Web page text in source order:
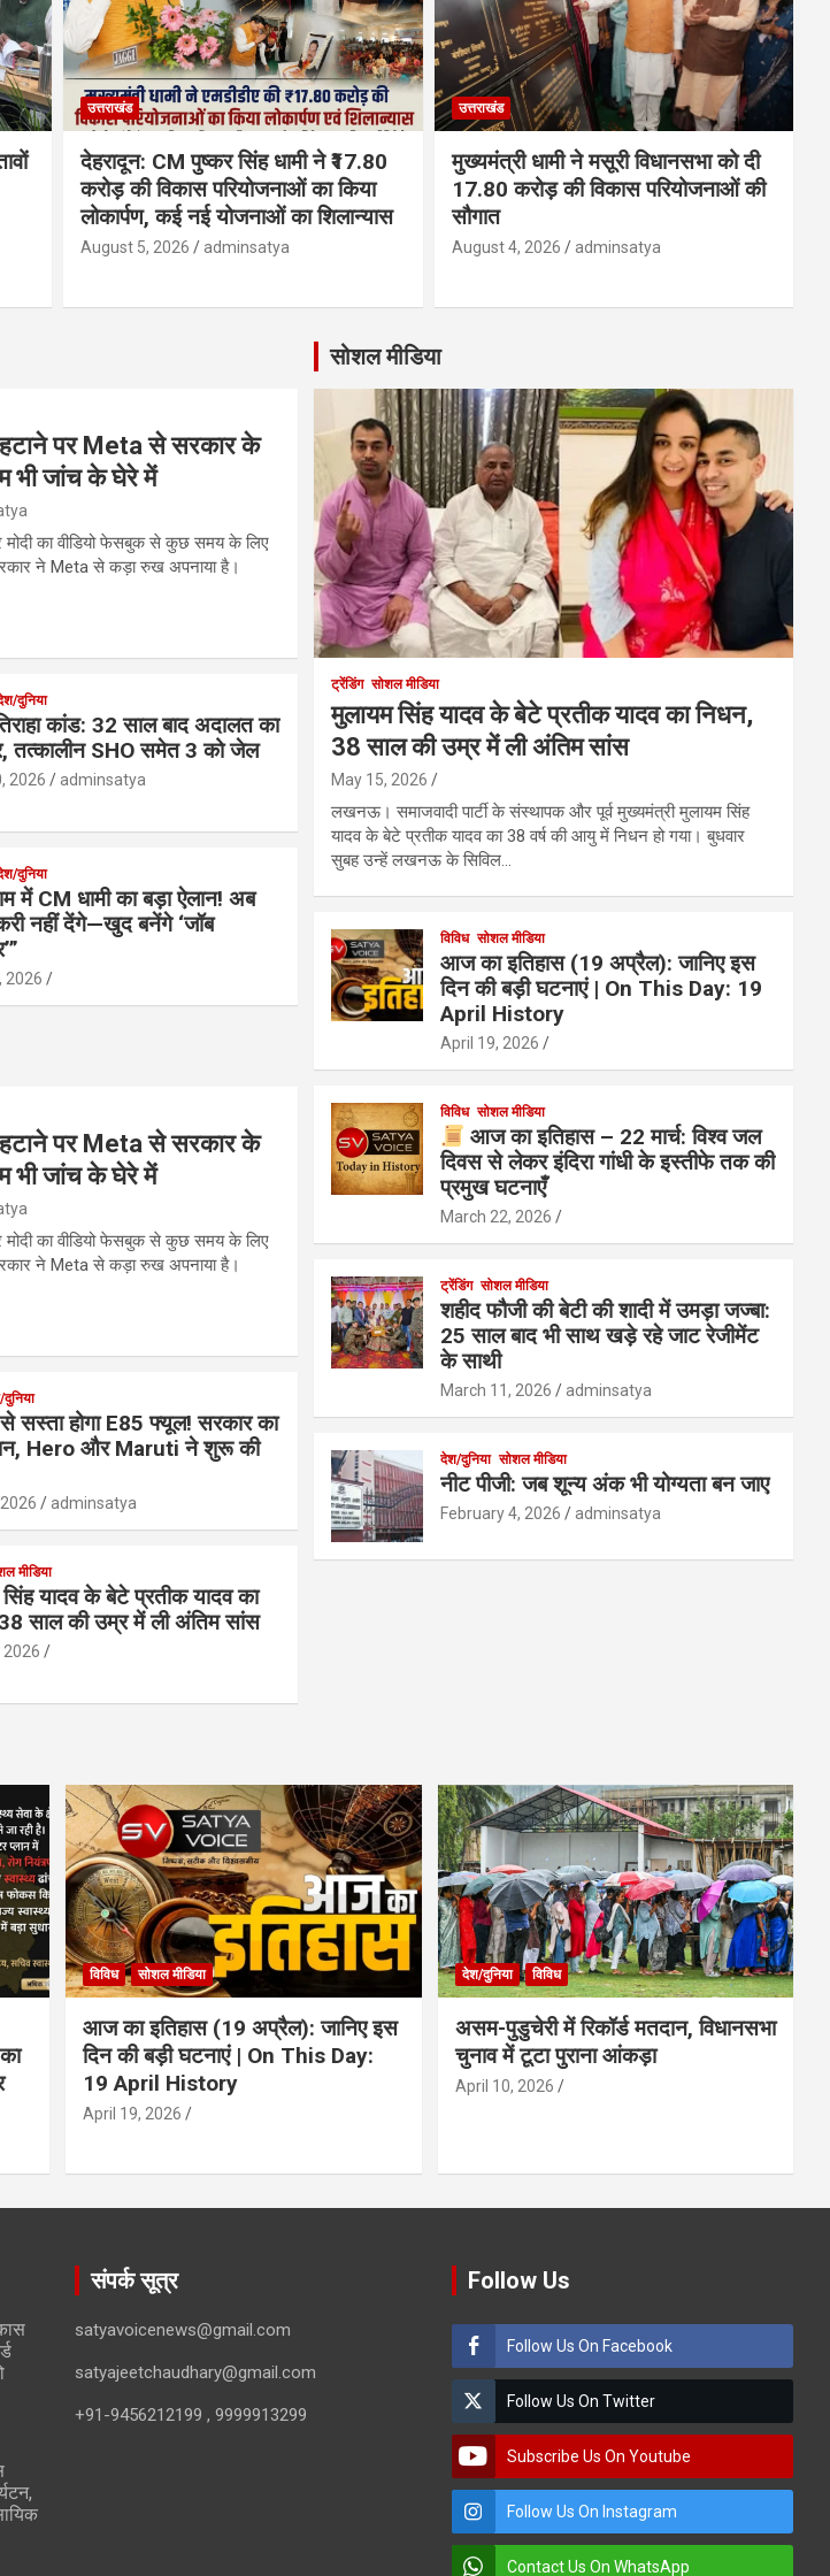
उत्तराखंड
देहरादून: CM पुष्कर सिंह धामी ने ₹17.80
करोड़ की विकास परियोजनाओं का किया
लोकार्पण, कई नई योजनाओं का शिलान्यास
August 5, 2026 adminsatya
उत्तराखंड
मुख्यमंत्री धामी ने मसूरी विधानसभा को दी
17.80 करोड़ की विकास परियोजनाओं की
सौगात
August 4, 2026 adminsatya
हटाने पर Meta से सरकार के
भी जांच के घेरे में
मोदी का वीडियो फेसबुक से कुछ समय के लिए
ने Meta से कड़ा रुख अपनाया है।
दुनिया
कांड: 32 साल बाद अदालत का
तत्कालीन SHO समेत 3 को जेल
2026 adminsatya
दुनिया
में CM धामी का बड़ा ऐलान! अब
नहीं देंगे—खुद बनेंगे ‘जॉब
2026
हटाने पर Meta से सरकार के
भी जांच के घेरे में
मोदी का वीडियो फेसबुक से कुछ समय के लिए
ने Meta से कड़ा रुख अपनाया है।
सस्ता होगा E85 फ्यूल! सरकार का
Hero और Maruti ने शुरू की
adminsatya
मीडिया
यादव के बेटे प्रतीक यादव का
साल की उम्र में ली अंतिम सांस
2026
सोशल मीडिया
ट्रेंडिंग सोशल मीडिया
मुलायम सिंह यादव के बेटे प्रतीक यादव का निधन,
38 साल की उम्र में ली अंतिम सांस
May 15, 2026
लखनऊ। समाजवादी पार्टी के संस्थापक और पूर्व मुख्यमंत्री मुलायम सिंह
यादव के बेटे प्रतीक यादव का 38 वर्ष की आयु में निधन हो गया। बुधवार
सुबह उन्हें लखनऊ के सिविल…
विविध सोशल मीडिया
आज का इतिहास (19 अप्रैल): जानिए इस
दिन की बड़ी घटनाएं | On This Day: 19
April History
April 19, 2026
विविध सोशल मीडिया
आज का इतिहास – 22 मार्च: विश्व जल
दिवस से लेकर इंदिरा गांधी के इस्तीफे तक की
प्रमुख घटनाएँ
March 22, 2026
ट्रेंडिंग सोशल मीडिया
शहीद फौजी की बेटी की शादी में उमड़ा जज्बा:
25 साल बाद भी साथ खड़े रहे जाट रेजीमेंट
के साथी
March 11, 2026 adminsatya
देश/दुनिया सोशल मीडिया
नीट पीजी: जब शून्य अंक भी योग्यता बन जाए
February 4, 2026 adminsatya
विविध सोशल मीडिया
आज का इतिहास (19 अप्रैल): जानिए इस
दिन की बड़ी घटनाएं | On This Day:
19 April History
April 19, 2026
देश/दुनिया विविध
असम-पुडुचेरी में रिकॉर्ड मतदान, विधानसभा
चुनाव में टूटा पुराना आंकड़ा
April 10, 2026
संपर्क सूत्र
satyavoicenews@gmail.com
satyajeetchaudhary@gmail.com
+91-9456212199 , 9999913299
Follow Us
Follow Us On Facebook
Follow Us On Twitter
Subscribe Us On Youtube
Follow Us On Instagram
Contact Us On WhatsApp